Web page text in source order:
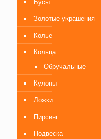
Бусы
Золотые украшения
Колье
Кольца
Обручальные
Кулоны
Ложки
Пирсинг
Подвеска